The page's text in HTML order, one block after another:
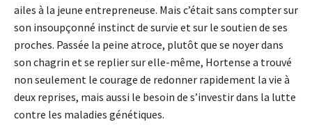
ailes à la jeune entrepreneuse. Mais c’était sans compter sur
son insoupçonné instinct de survie et sur le soutien de ses
proches. Passée la peine atroce, plutôt que se noyer dans
son chagrin et se replier sur elle-même, Hortense a trouvé
non seulement le courage de redonner rapidement la vie à
deux reprises, mais aussi le besoin de s’investir dans la lutte
contre les maladies génétiques.